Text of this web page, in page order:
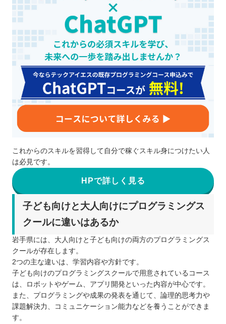
これからのスキルを習得して自分で稼ぐスキル身につけたい人
は必見です。
HPで詳しく見る
子ども向けと大人向けにプログラミングス
クールに違いはあるか
岩手県には、大人向けと子ども向けの両方のプログラミングス
クールが存在します。
2つの主な違いは、学習内容や方針です。
子ども向けのプログラミングスクールで用意されているコース
は、ロボットやゲーム、アプリ開発といった内容が中心です。
また、プログラミングや成果の発表を通じて、論理的思考力や
課題解決力、コミュニケーション能力などを養うことができま
す。